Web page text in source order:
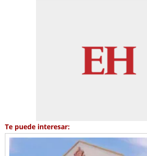
Te puede interesar: